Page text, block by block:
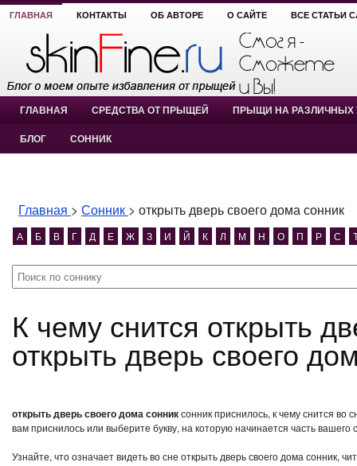
ГЛАВНАЯ КОНТАКТЫ ОБ АВТОРЕ О САЙТЕ ВСЕ СТАТЬИ
ГЛАВНАЯ СРЕДСТВА ОТ ПРЫЩЕЙ ПРЫЩИ НА РАЗЛИЧНЫХ
БЛОГ СОННИК
Главная > Сонник > открыть дверь своего дома сонник
А Б В Г Д Е Ж З И Й К Л М Н О П Р С
К чему снится открыть дверь своего дома сонник?
открыть дверь своего
открыть дверь своего дома сонниксонник приснилось, к чему снится во
вам приснилось или выберите букву, на которую начинается часть вашего
Узнайте, что означает видеть во сне открыть дверь своего дома сонник,